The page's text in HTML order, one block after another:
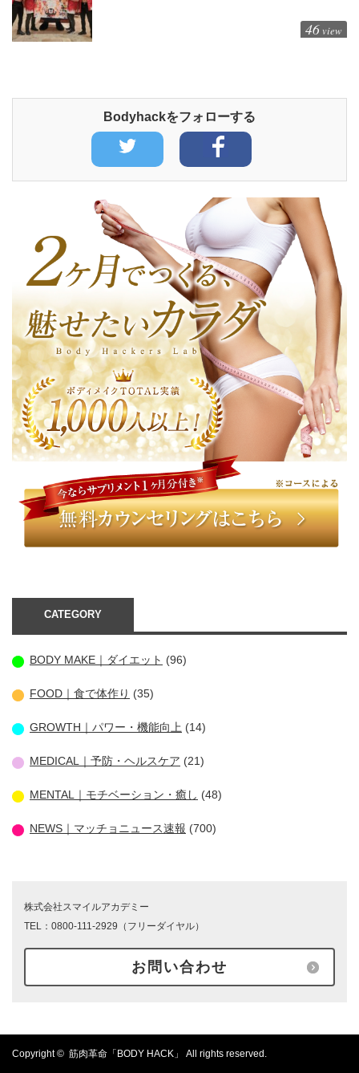
46 view
Bodyhackをフォローする
CATEGORY
BODY MAKE｜ダイエット (96)
FOOD｜食で体作り (35)
GROWTH｜パワー・機能向上 (14)
MEDICAL｜予防・ヘルスケア (21)
MENTAL｜モチベーション・癒し (48)
NEWS｜マッチョニュース速報 (700)
株式会社スマイルアカデミー
TEL：0800-111-2929（フリーダイヤル）
お問い合わせ
Copyright © 筋肉革命「BODY HACK」 All rights reserved.